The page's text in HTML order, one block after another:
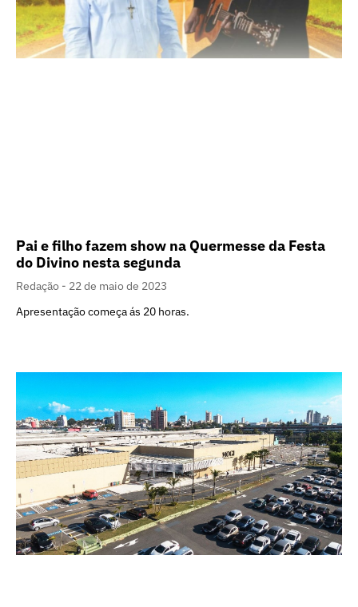
Pai e filho fazem show na Quermesse da Festa
do Divino nesta segunda
Redação
22 de maio de 2023
Apresentação começa ás 20 horas.